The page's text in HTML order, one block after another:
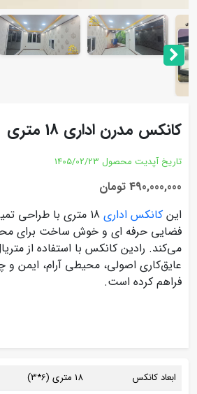
کانکس مدرن اداری 18 متری
تاریخ آپدیت محصول 1405/02/23
490,000,000 تومان
این کانکس اداری
18 متری با طراحی
فضایی حرفه ای و خوش‌ ساخت برای
می‌کند. رادین کانکس با استفاده از
عایق‌کاری اصولی، محیطی آرام، ایمن و
فراهم کرده است.
ابعاد کانکس
18 متری (6*3)